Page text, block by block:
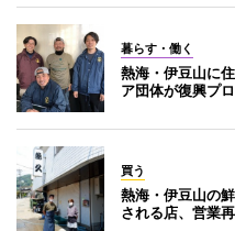
暮らす・働く
熱海・伊豆山に
ア団体が復興プ
買う
熱海・伊豆山の
される店、営業